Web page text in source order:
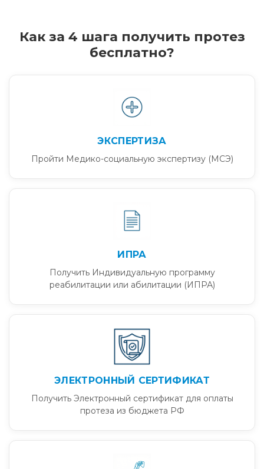
Как за 4 шага получить протез
бесплатно?
ЭКСПЕРТИЗА
Пройти Медико-социальную экспертизу (МСЭ)
ИПРА
Получить Индивидуальную программу
реабилитации или абилитации (ИПРА)
ЭЛЕКТРОННЫЙ СЕРТИФИКАТ
Получить Электронный сертификат для оплаты
протеза из бюджета РФ